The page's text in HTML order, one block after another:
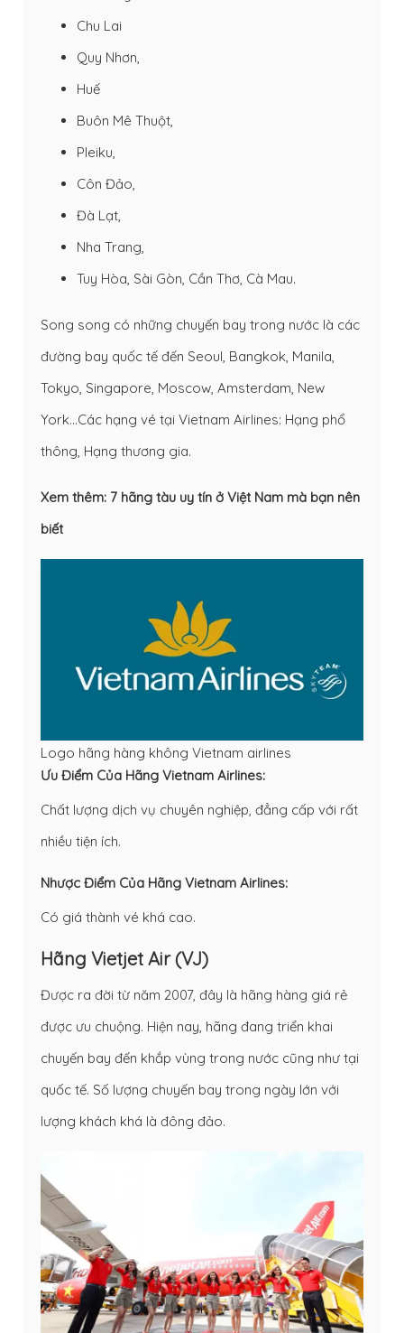
Chu Lai
Quy Nhơn,
Huế
Buôn Mê Thuột,
Pleiku,
Côn Đảo,
Đà Lạt,
Nha Trang,
Tuy Hòa, Sài Gòn, Cần Thơ, Cà Mau.
Song song có những chuyến bay trong nước là các
đường bay quốc tế đến Seoul, Bangkok, Manila,
Tokyo, Singapore, Moscow, Amsterdam, New
York…Các hạng vé tại Vietnam Airlines: Hạng phổ
thông, Hạng thương gia.
Xem thêm: 7 hãng tàu uy tín ở Việt Nam mà bạn nên
biết
Logo hãng hàng không Vietnam airlines
Ưu Điểm Của Hãng Vietnam Airlines:
Chất lượng dịch vụ chuyên nghiệp, đẳng cấp với rất
nhiều tiện ích.
Nhược Điểm Của Hãng Vietnam Airlines:
Có giá thành vé khá cao.
Hãng Vietjet Air (VJ)
Được ra đời từ năm 2007, đây là hãng hàng giá rẻ
được ưu chuộng. Hiện nay, hãng đang triển khai
chuyến bay đến khắp vùng trong nước cũng như tại
quốc tế. Số lượng chuyến bay trong ngày lớn với
lượng khách khá là đông đảo.